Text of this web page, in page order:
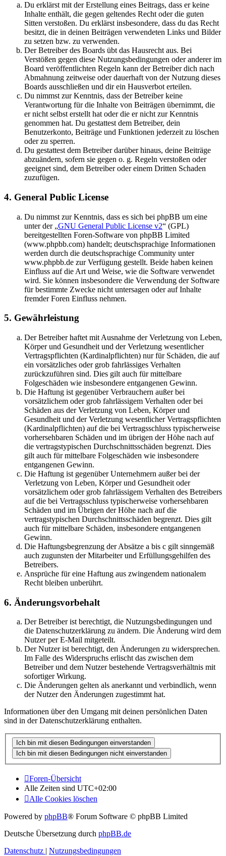
Du erklärst mit der Erstellung eines Beitrags, dass er keine
Inhalte enthält, die gegen geltendes Recht oder die guten
Sitten verstoßen. Du erklärst insbesondere, dass du das Recht
besitzt, die in deinen Beiträgen verwendeten Links und Bilder
zu setzen bzw. zu verwenden.
Der Betreiber des Boards übt das Hausrecht aus. Bei
Verstößen gegen diese Nutzungsbedingungen oder anderer im
Board veröffentlichten Regeln kann der Betreiber dich nach
Abmahnung zeitweise oder dauerhaft von der Nutzung dieses
Boards ausschließen und dir ein Hausverbot erteilen.
Du nimmst zur Kenntnis, dass der Betreiber keine
Verantwortung für die Inhalte von Beiträgen übernimmt, die
er nicht selbst erstellt hat oder die er nicht zur Kenntnis
genommen hat. Du gestattest dem Betreiber, dein
Benutzerkonto, Beiträge und Funktionen jederzeit zu löschen
oder zu sperren.
Du gestattest dem Betreiber darüber hinaus, deine Beiträge
abzuändern, sofern sie gegen o. g. Regeln verstoßen oder
geeignet sind, dem Betreiber oder einem Dritten Schaden
zuzufügen.
4. General Public License
Du nimmst zur Kenntnis, dass es sich bei phpBB um eine
unter der „GNU General Public License v2“ (GPL)
bereitgestellten Foren-Software von phpBB Limited
(www.phpbb.com) handelt; deutschsprachige Informationen
werden durch die deutschsprachige Community unter
www.phpbb.de zur Verfügung gestellt. Beide haben keinen
Einfluss auf die Art und Weise, wie die Software verwendet
wird. Sie können insbesondere die Verwendung der Software
für bestimmte Zwecke nicht untersagen oder auf Inhalte
fremder Foren Einfluss nehmen.
5. Gewährleistung
Der Betreiber haftet mit Ausnahme der Verletzung von Leben,
Körper und Gesundheit und der Verletzung wesentlicher
Vertragspflichten (Kardinalpflichten) nur für Schäden, die auf
ein vorsätzliches oder grob fahrlässiges Verhalten
zurückzuführen sind. Dies gilt auch für mittelbare
Folgeschäden wie insbesondere entgangenen Gewinn.
Die Haftung ist gegenüber Verbrauchern außer bei
vorsätzlichem oder grob fahrlässigem Verhalten oder bei
Schäden aus der Verletzung von Leben, Körper und
Gesundheit und der Verletzung wesentlicher Vertragspflichten
(Kardinalpflichten) auf die bei Vertragsschluss typischerweise
vorhersehbaren Schäden und im übrigen der Höhe nach auf
die vertragstypischen Durchschnittsschäden begrenzt. Dies
gilt auch für mittelbare Folgeschäden wie insbesondere
entgangenen Gewinn.
Die Haftung ist gegenüber Unternehmern außer bei der
Verletzung von Leben, Körper und Gesundheit oder
vorsätzlichem oder grob fahrlässigem Verhalten des Betreibers
auf die bei Vertragsschluss typischerweise vorhersehbaren
Schäden und im Übrigen der Höhe nach auf die
vertragstypischen Durchschnittsschäden begrenzt. Dies gilt
auch für mittelbare Schäden, insbesondere entgangenen
Gewinn.
Die Haftungsbegrenzung der Absätze a bis c gilt sinngemäß
auch zugunsten der Mitarbeiter und Erfüllungsgehilfen des
Betreibers.
Ansprüche für eine Haftung aus zwingendem nationalem
Recht bleiben unberührt.
6. Änderungsvorbehalt
Der Betreiber ist berechtigt, die Nutzungsbedingungen und
die Datenschutzerklärung zu ändern. Die Änderung wird dem
Nutzer per E-Mail mitgeteilt.
Der Nutzer ist berechtigt, den Änderungen zu widersprechen.
Im Falle des Widerspruchs erlischt das zwischen dem
Betreiber und dem Nutzer bestehende Vertragsverhältnis mit
sofortiger Wirkung.
Die Änderungen gelten als anerkannt und verbindlich, wenn
der Nutzer den Änderungen zugestimmt hat.
Informationen über den Umgang mit deinen persönlichen Daten
sind in der Datenschutzerklärung enthalten.
Foren-Übersicht
Alle Zeiten sind UTC+02:00
Alle Cookies löschen
Powered by phpBB® Forum Software © phpBB Limited
Deutsche Übersetzung durch phpBB.de
Datenschutz | Nutzungsbedingungen